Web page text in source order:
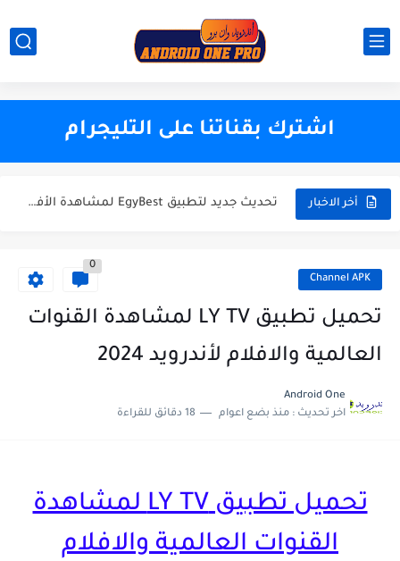
اشترك بقناتنا على التليجرام
أخر الاخبار تحميل تطبيق ULTRA ONE لمشاهدة القنوات العربية و العالمية والافلام والمسلسلات
بأخر تحديث تحميل تطبيق ZALTV العربي لمشاهدة القنوات العربية بجودة... Channel APK
0
تحميل تطبيق LY TV لمشاهدة القنوات
العالمية والافلام لأندرويد 2024
Android One
اخر تحديث : منذ بضع اعوام 18 دقائق للقراءة
تحميل تطبيق LY TV لمشاهدة
القنوات العالمية والافلام